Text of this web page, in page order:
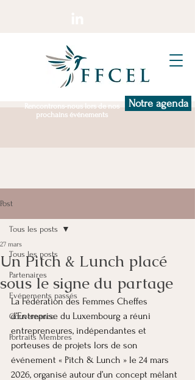
Rencontrons-nous lors de nos
prochains événements
Notre agenda
Post
Tous les posts
Partenaires
Evénements passés
Gouvernance
Portraits Membres
Tous les posts
Un Pitch & Lunch placé
sous le signe du partage
27 mars
La Fédération des Femmes Cheffes
d’Entreprise du Luxembourg a réuni
entrepreneures, indépendantes et
porteuses de projets lors de son
événement « Pitch & Lunch » le 24 mars
2026, organisé autour d’un concept mêlant